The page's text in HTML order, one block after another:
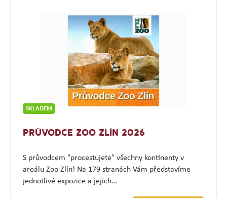
SKLADEM
PRŮVODCE ZOO ZLÍN 2026
S průvodcem "procestujete" všechny kontinenty v
areálu Zoo Zlín! Na 179 stranách Vám představíme
jednotlivé expozice a jejich…